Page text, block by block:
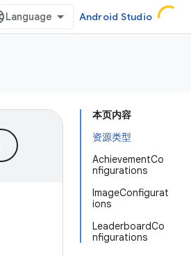
Android Studio
本页内容
资源类型
AchievementCo
nfigurations
ImageConfigurat
ions
LeaderboardCo
nfigurations